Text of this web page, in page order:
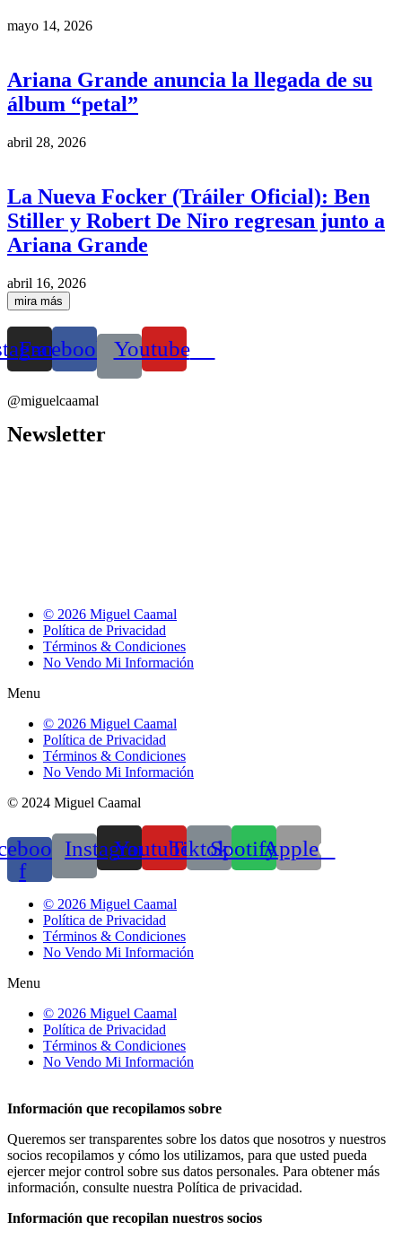
mayo 14, 2026
Ariana Grande anuncia la llegada de su
álbum “petal”
abril 28, 2026
La Nueva Focker (Tráiler Oficial): Ben
Stiller y Robert De Niro regresan junto a
Ariana Grande
abril 16, 2026
mira más
Facebook Youtube
@miguelcaamal
Newsletter
© 2026 Miguel Caamal
Política de Privacidad
Términos & Condiciones
No Vendo Mi Información
Menu
© 2026 Miguel Caamal
Política de Privacidad
Términos & Condiciones
No Vendo Mi Información
© 2024 Miguel Caamal
f
Instagram
YoutubeTiktokSpotifyApple
© 2026 Miguel Caamal
Política de Privacidad
Términos & Condiciones
No Vendo Mi Información
Menu
© 2026 Miguel Caamal
Política de Privacidad
Términos & Condiciones
No Vendo Mi Información
Información que recopilamos sobre
Queremos ser transparentes sobre los datos que nosotros y nuestros
socios recopilamos y cómo los utilizamos, para que usted pueda
ejercer mejor control sobre sus datos personales. Para obtener más
información, consulte nuestra Política de privacidad.
Información que recopilan nuestros socios